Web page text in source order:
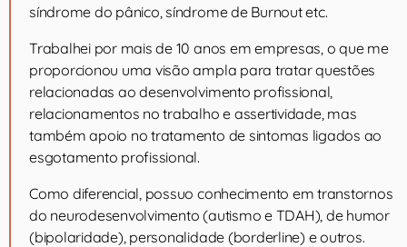
síndrome do pânico, síndrome de Burnout etc.
Trabalhei por mais de 10 anos em empresas, o que me
proporcionou uma visão ampla para tratar questões
relacionadas ao desenvolvimento profissional,
relacionamentos no trabalho e assertividade, mas
também apoio no tratamento de sintomas ligados ao
esgotamento profissional.
Como diferencial, possuo conhecimento em transtornos
do neurodesenvolvimento (autismo e TDAH), de humor
(bipolaridade), personalidade (borderline) e outros.